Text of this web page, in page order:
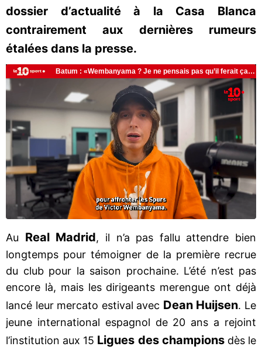
dossier d’actualité à la Casa Blanca
contrairement aux dernières rumeurs
étalées dans la presse.
Au Real Madrid, il n’a pas fallu attendre bien
longtemps pour témoigner de la première recrue
du club pour la saison prochaine. L’été n’est pas
encore là, mais les dirigeants merengue ont déjà
lancé leur mercato estival avec Dean Huijsen. Le
jeune international espagnol de 20 ans a rejoint
l’institution aux 15 Ligues des champions dès le